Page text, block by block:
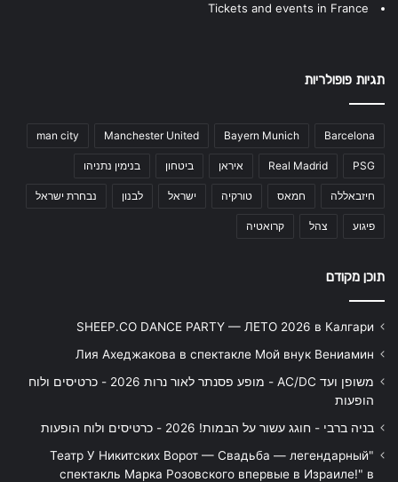
Tickets and events in France
תגיות פופולריות
Barcelona
Bayern Munich
Manchester United
man city
PSG
Real Madrid איראן ביטחון בנימין נתניהו
חיזבאללה חמאס טורקיה ישראל לבנון נבחרת ישראל
פיגוע צהל קרואטיה
תוכן מקודם
SHEEP.CO DANCE PARTY — ЛЕТО 2026 в Калгари
Лия Ахеджакова в спектакле Мой внук Вениамин
משופן ועד AC/DC - מופע פסנתר לאור נרות 2026 - כרטיסים ולוח
הופעות
בניה ברבי - חוגג עשור על הבמות! 2026 - כרטיסים ולוח הופעות
"Театр У Никитских Ворот — Свадьба — легендарный
спектакль Марка Розовского впервые в Израиле!" в